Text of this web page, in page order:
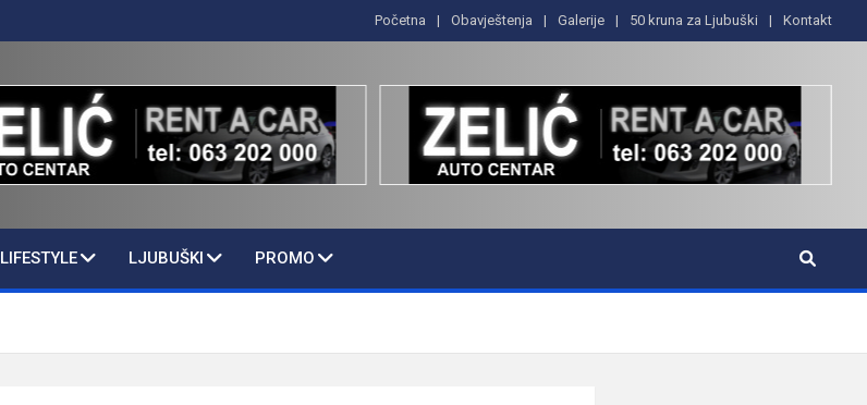
Početna Obavještenja Galerije 50 kruna za Ljubuški Kontakt
LIFESTYLE LJUBUŠKI PROMO